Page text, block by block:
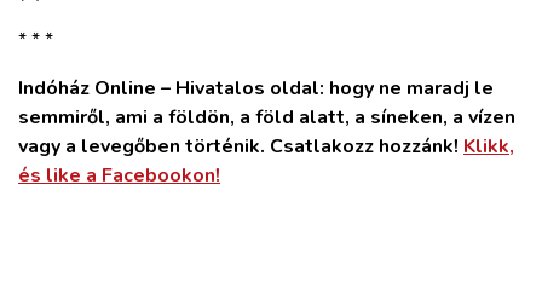
* * *
Indóház Online – Hivatalos oldal: hogy ne maradj le
semmiről, ami a földön, a föld alatt, a síneken, a vízen
vagy a levegőben történik. Csatlakozz hozzánk! Klikk,
és like a Facebookon!